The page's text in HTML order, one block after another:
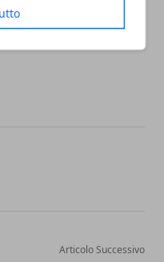
il film, ma gli
fanno
Articolo Successivo